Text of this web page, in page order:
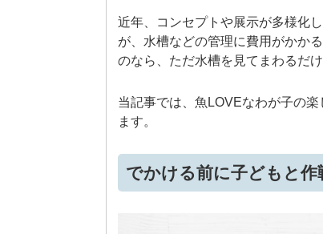
近年、コンセプトや展示が多様化
が、水槽などの管理に費用がかか
のなら、ただ水槽を見てまわるだ
当記事では、魚LOVEなわが子の
ます。
でかける前に子どもと作